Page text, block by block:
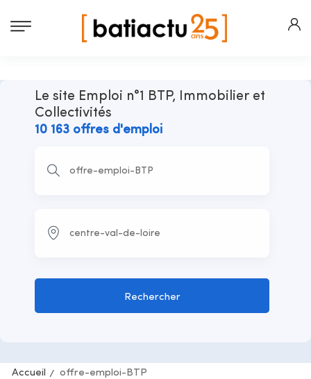
Le site Emploi n°1 BTP, Immobilier et
Collectivités
10 163 offres d'emploi
Rechercher
Accueil offre-emploi-BTP